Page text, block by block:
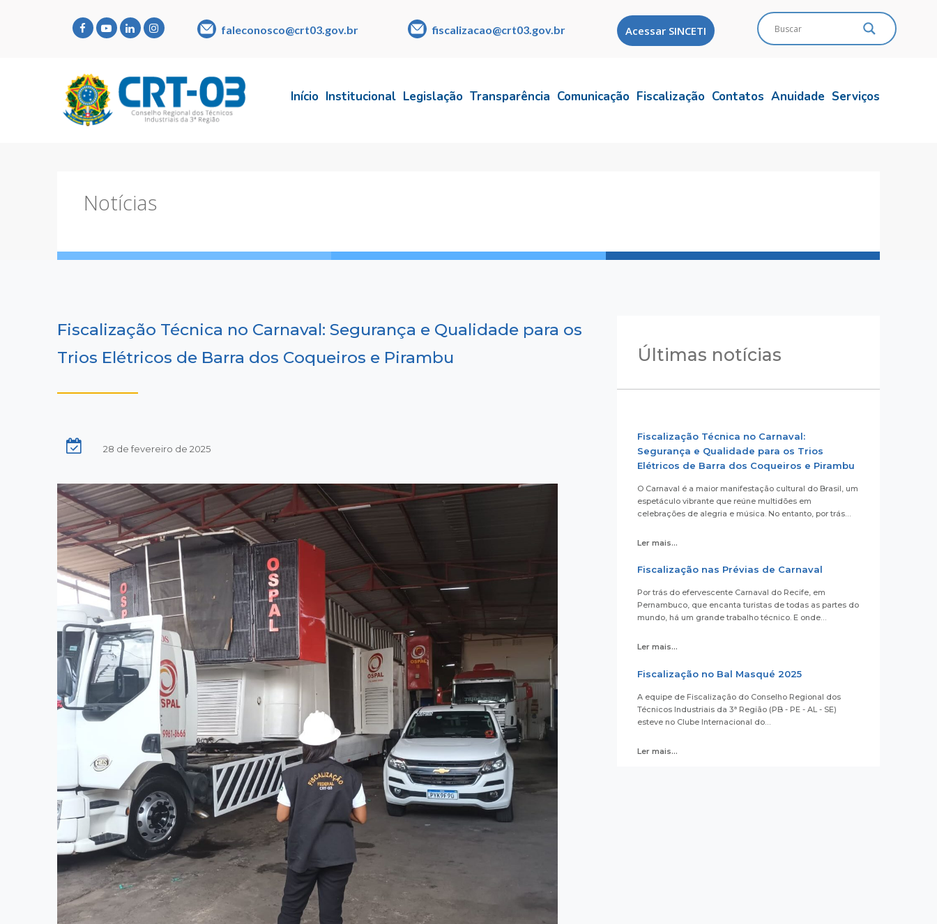
faleconosco@crt03.gov.br fiscalizacao@crt03.gov.br Acessar SINCETI
Início Institucional Legislação Transparência Comunicação Fiscalização Contatos Anuidade Serviços
Notícias
Fiscalização Técnica no Carnaval: Segurança e Qualidade para os
Trios Elétricos de Barra dos Coqueiros e Pirambu
28 de fevereiro de 2025
Últimas notícias
Fiscalização Técnica no Carnaval:
Segurança e Qualidade para os Trios
Elétricos de Barra dos Coqueiros e Pirambu
O Carnaval é a maior manifestação cultural do Brasil, um
espetáculo vibrante que reúne multidões em
celebrações de alegria e música. No entanto, por trás…
Ler mais...
Fiscalização nas Prévias de Carnaval
Por trás do efervescente Carnaval do Recife, em
Pernambuco, que encanta turistas de todas as partes do
mundo, há um grande trabalho técnico. E onde…
Ler mais...
Fiscalização no Bal Masqué 2025
A equipe de Fiscalização do Conselho Regional dos
Técnicos Industriais da 3ª Região (PB - PE - AL - SE)
esteve no Clube Internacional do…
Ler mais...